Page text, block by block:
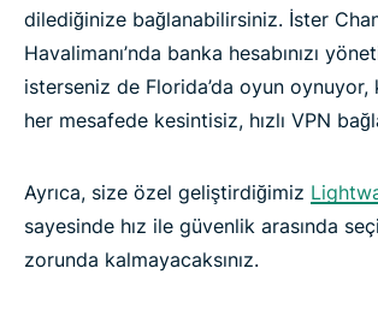
dilediğinize bağlanabilirsiniz. İster
Havalimanı’nda banka hesabınızı
isterseniz de Florida’da oyun oynuyor,
her mesafede kesintisiz, hızlı VPN
Ayrıca, size özel geliştirdiğimiz
sayesinde hız ile güvenlik arasında
zorunda kalmayacaksınız.